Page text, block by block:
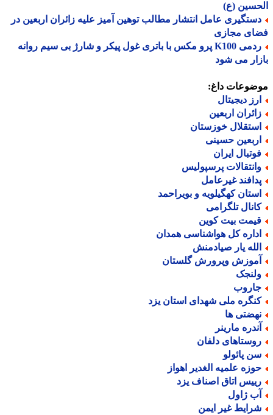
(ع)
عامل انتشار مطالب توهین آمیز علیه زائران اربعین در
مجازی
ردمی K100 پرو مکس با باتری غول پیکر و شارژ بی سیم روانه
می شود
داغ:
دیجیتال
اربعین
خوزستان
حسینی
ایران
پرسپولیس
غیرعامل
کهگیلویه و بویراحمد
تلگرامی
بیت کوین
کل هواشناسی همدان
یار صیادمنش
وپرورش گلستان
ملی شهدای استان یزد
ها
مارینر
دلفان
پائولو
علمیه الغدیر اهواز
اتاق اصناف یزد
ژاول
غیر ایمن